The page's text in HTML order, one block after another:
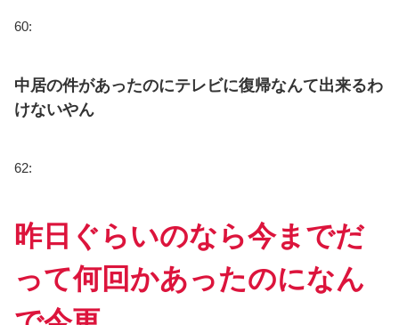
60:
中居の件があったのにテレビに復帰なんて出来るわ
けないやん
62:
昨日ぐらいのなら今までだ
って何回かあったのになん